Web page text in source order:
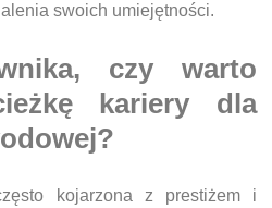
swoich umiejętności.
czy warto
kariery dla
kojarzona z prestiżem i